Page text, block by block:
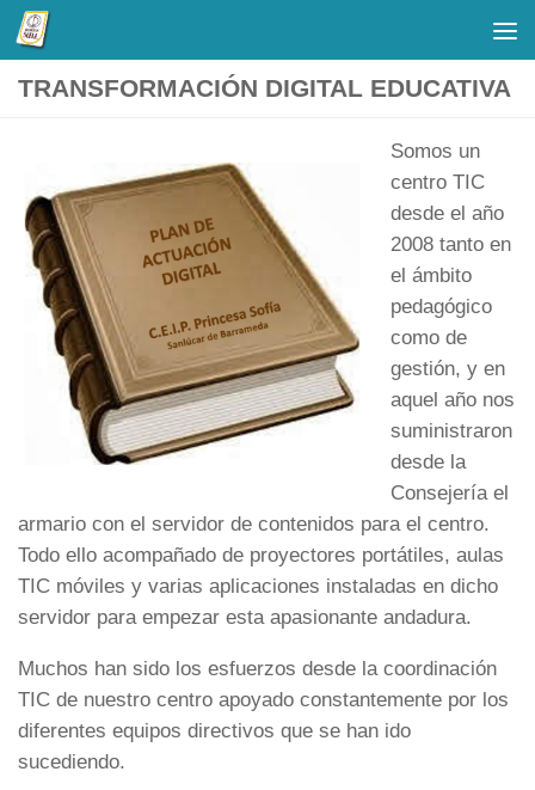
Saltar al contenido
TRANSFORMACIÓN DIGITAL EDUCATIVA
Somos un
centro TIC
desde el año
2008 tanto en
el ámbito
pedagógico
como de
gestión, y en
aquel año nos
suministraron
desde la
Consejería el
armario con el servidor de contenidos para el centro.
Todo ello acompañado de proyectores portátiles, aulas
TIC móviles y varias aplicaciones instaladas en dicho
servidor para empezar esta apasionante andadura.
Muchos han sido los esfuerzos desde la coordinación
TIC de nuestro centro apoyado constantemente por los
diferentes equipos directivos que se han ido
sucediendo.